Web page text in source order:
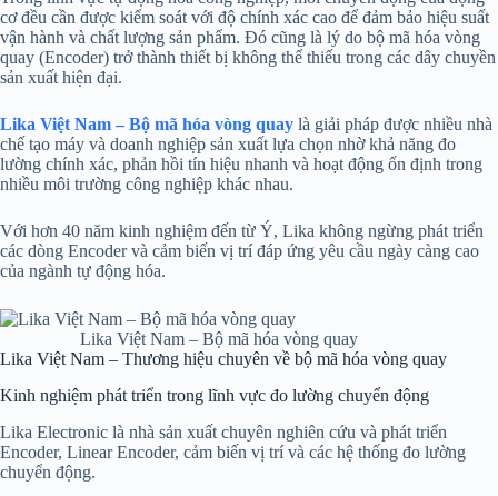
cơ đều cần được kiểm soát với độ chính xác cao để đảm bảo hiệu suất
vận hành và chất lượng sản phẩm. Đó cũng là lý do bộ mã hóa vòng
quay (Encoder) trở thành thiết bị không thể thiếu trong các dây chuyền
sản xuất hiện đại.
Lika Việt Nam – Bộ mã hóa vòng quay là giải pháp được nhiều nhà
chế tạo máy và doanh nghiệp sản xuất lựa chọn nhờ khả năng đo
lường chính xác, phản hồi tín hiệu nhanh và hoạt động ổn định trong
nhiều môi trường công nghiệp khác nhau.
Với hơn 40 năm kinh nghiệm đến từ Ý, Lika không ngừng phát triển
các dòng Encoder và cảm biến vị trí đáp ứng yêu cầu ngày càng cao
của ngành tự động hóa.
Lika Việt Nam – Bộ mã hóa vòng quay
Lika Việt Nam – Thương hiệu chuyên về bộ mã hóa vòng quay
Kinh nghiệm phát triển trong lĩnh vực đo lường chuyển động
Lika Electronic là nhà sản xuất chuyên nghiên cứu và phát triển
Encoder, Linear Encoder, cảm biến vị trí và các hệ thống đo lường
chuyển động.